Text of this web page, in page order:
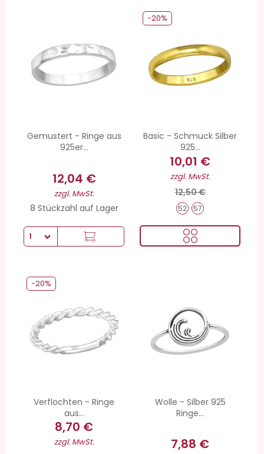
Gemustert - Ringe aus
925er...
12,04 €
zzgl. MwSt.
8 Stückzahl auf Lager
Basic - Schmuck Silber
925...
10,01 €
zzgl. MwSt.
12,50 €
52 57
-20%
Verflochten - Ringe
aus...
8,70 €
zzgl. MwSt.
-20%
Wolle - Silber 925
Ringe...
7,88 €